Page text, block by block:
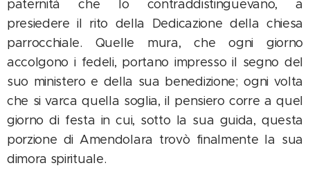
paternità che lo contraddistinguevano, a
presiedere il rito della Dedicazione della chiesa
parrocchiale. Quelle mura, che ogni giorno
accolgono i fedeli, portano impresso il segno del
suo ministero e della sua benedizione; ogni volta
che si varca quella soglia, il pensiero corre a quel
giorno di festa in cui, sotto la sua guida, questa
porzione di Amendolara trovò finalmente la sua
dimora spirituale.